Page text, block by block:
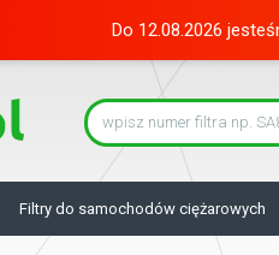
Do 12.08.2026
Filtry do samochodów ciężarowych